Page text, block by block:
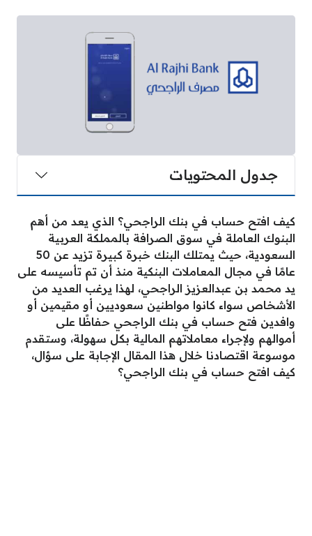
جدول المحتويات
كيف افتح حساب في بنك الراجحي؟ الذي يعد من أهم
البنوك العاملة في سوق الصرافة بالمملكة العربية
السعودية، حيث يمتلك البنك خبرة كبيرة تزيد عن 50
عامًا في مجال المعاملات البنكية منذ أن تم تأسيسه على
يد محمد بن عبدالعزيز الراجحي، لهذا يرغب العديد من
الأشخاص سواء كانوا مواطنين سعوديين أو مقيمين أو
وافدين فتح حساب في بنك الراجحي حفاظًا على
أموالهم ولإجراء معاملاتهم المالية بكل سهولة، وستقدم
موسوعة اقتصادنا خلال هذا المقال الإجابة على سؤال،
كيف افتح حساب في بنك الراجحي؟